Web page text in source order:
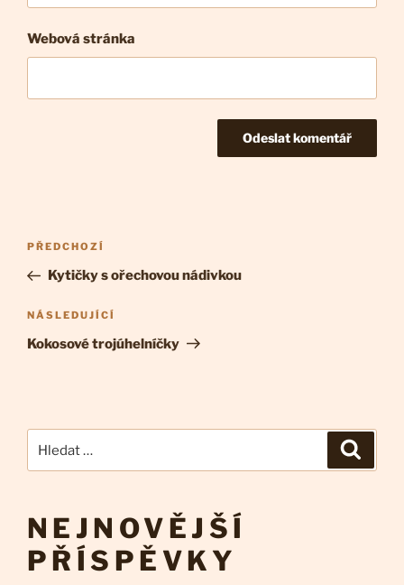
Webová stránka
Navigace
pro
příspěvek
Předchozí
příspěvek
PŘEDCHOZÍ
Kytičky s ořechovou nádivkou
Následující
příspěvek
NÁSLEDUJÍCÍ
Kokosové trojúhelníčky
NEJNOVĚJŠÍ
PŘÍSPĚVKY